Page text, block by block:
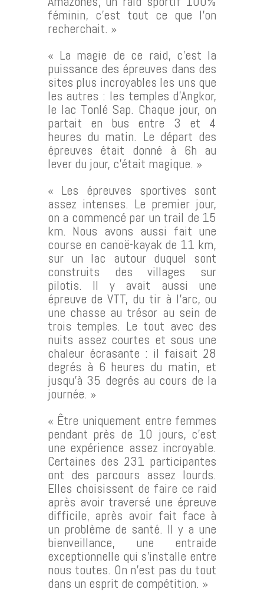
féminin, c’est tout ce que l’on
recherchait. »
« La magie de ce raid, c’est la
puissance des épreuves dans des
sites plus incroyables les uns que
les autres : les temples d’Angkor,
le lac Tonlé Sap. Chaque jour, on
partait en bus entre 3 et 4
heures du matin. Le départ des
épreuves était donné à 6h au
lever du jour, c’était magique. »
« Les épreuves sportives sont
assez intenses. Le premier jour,
on a commencé par un trail de 15
km. Nous avons aussi fait une
course en canoë-kayak de 11 km,
sur un lac autour duquel sont
construits des villages sur
pilotis. Il y avait aussi une
épreuve de VTT, du tir à l’arc, ou
une chasse au trésor au sein de
trois temples. Le tout avec des
nuits assez courtes et sous une
chaleur écrasante : il faisait 28
degrés à 6 heures du matin, et
jusqu’à 35 degrés au cours de la
journée. »
« Être uniquement entre femmes
pendant près de 10 jours, c’est
une expérience assez incroyable.
Certaines des 231 participantes
ont des parcours assez lourds.
Elles choisissent de faire ce raid
après avoir traversé une épreuve
difficile, après avoir fait face à
un problème de santé. Il y a une
bienveillance, une entraide
exceptionnelle qui s’installe entre
nous toutes. On n’est pas du tout
dans un esprit de compétition. »